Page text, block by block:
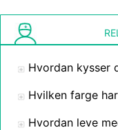
Hvordan kysser
Hvilken farge
Hvordan leve